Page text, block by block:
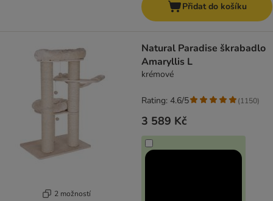
Přidat do košíku
2 možností
Natural Paradise škrabadlo
Amaryllis L
krémové
3 589 Kč
Rating: 4.6/5 (1150)